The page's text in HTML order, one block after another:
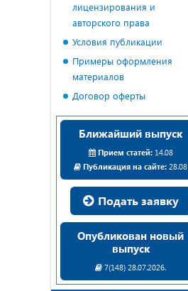
лицензирования и
авторского права
Условия публикации
Примеры оформления
материалов
Договор оферты
Ближайший выпуск
Прием статей:14.08
Публикация на сайте: 28.08
Подать заявку
Опубликован новый
выпуск
7(148) 28.07.2026.